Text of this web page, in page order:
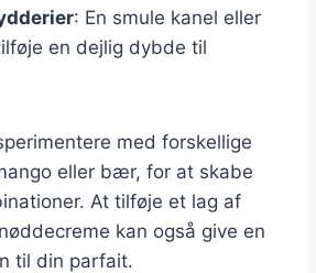
: En smule kanel eller
en dejlig dybde til
med forskellige
eller bær, for at skabe
At tilføje et lag af
kan også give en
til din parfait.